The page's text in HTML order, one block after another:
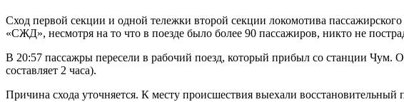
Сход первой секции и одной тележки второй секции локомотива
«СЖД», несмотря на то что в поезде было более 90 пассажиров, никто не
В 20:57 пассажры пересели в рабочий поезд, который прибыл со станции Чум.
составляет 2 часа).
Причина схода уточняется. К месту происшествия выехали